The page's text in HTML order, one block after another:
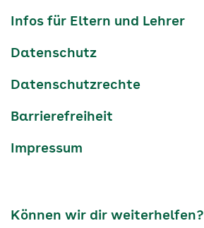
Infos für Eltern und Lehrer
Datenschutz
Datenschutzrechte
Barrierefreiheit
Impressum
Können wir dir weiterhelfen?